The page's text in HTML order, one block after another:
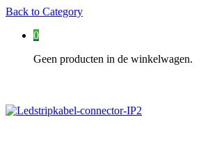
Back to Category
0
Geen producten in de winkelwagen.